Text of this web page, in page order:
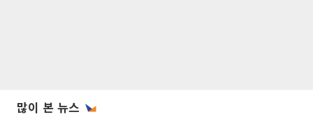
많이 본 뉴스